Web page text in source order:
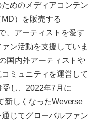
めのメディアコンテン
）を販売する
、アーティストを愛す
ン活動を支援していま
国内外アーティストや
ミュニティを運営して
し、2022年7月に
新しくなったWeverse
じてグローバルファン